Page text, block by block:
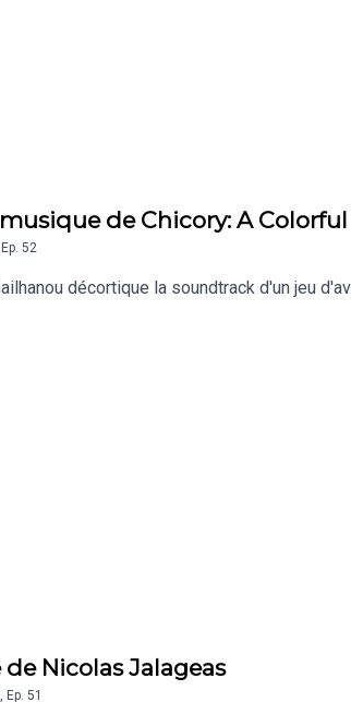
de Chicory: A Colorful
Ep. 52
décortique la soundtrack d'un jeu
Nicolas Jalageas
, Ep. 51